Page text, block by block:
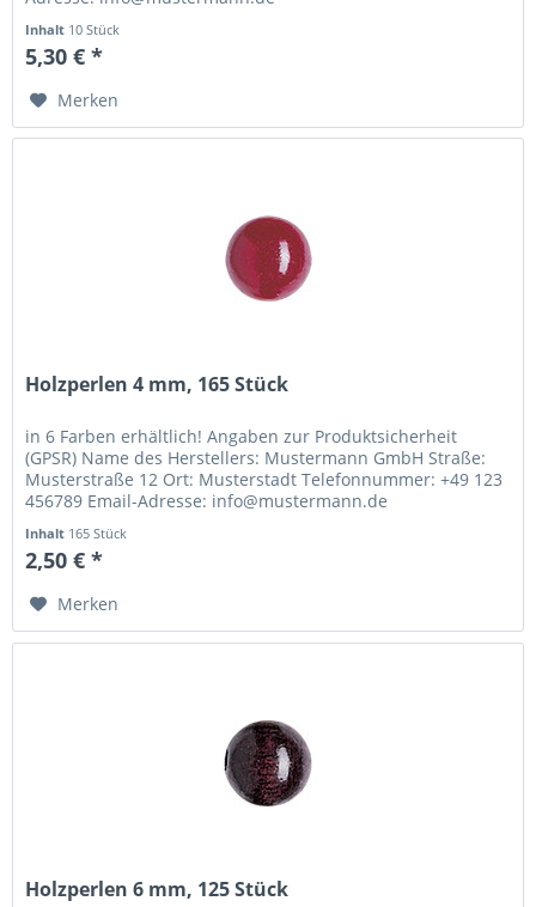
Inhalt 10 Stück
5,30 € *
Merken
Holzperlen 4 mm, 165 Stück
in 6 Farben erhältlich! Angaben zur Produktsicherheit
(GPSR) Name des Herstellers: Mustermann GmbH Straße:
Musterstraße 12 Ort: Musterstadt Telefonnummer: +49 123
456789 Email-Adresse: info@mustermann.de
Inhalt 165 Stück
2,50 € *
Merken
Holzperlen 6 mm, 125 Stück